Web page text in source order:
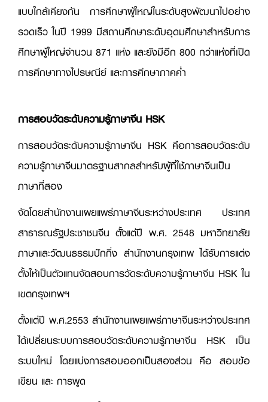
แบบใกล้เคียงกัน การศึกษาผู้ใหญ่ในระดับสูงพัฒนาไปอย่าง
รวดเร็ว ในปี 1999 มีสถานศึกษาระดับอุดมศึกษาสำหรับการ
ศึกษาผู้ใหญ่จำนวน 871 แห่ง และยังมีอีก 800 กว่าแห่งที่เปิด
การศึกษาทางไปรษณีย์ และการศึกษาภาคค่ำ
การสอบวัดระดับความรู้ภาษาจีน HSK
การสอบวัดระดับความรู้ภาษาจีน HSK คือการสอบวัดระดับ
ความรู้ภาษาจีนมาตรฐานสากลสำหรับผู้ที่ใช้ภาษาจีนเป็น
ภาษาที่สอง
จัดโดยสำนักงานเผยแพร่ภาษาจีนระหว่างประเทศ ประเทศ
สาธารณรัฐประชาชนจีน ตั้งแต่ปี พ.ศ. 2548 มหาวิทยาลัย
ภาษาและวัฒนธรรมปักกิ่ง สำนักงานกรุงเทพ ได้รับการแต่ง
ตั้งให้เป็นตัวแทนจัดสอบการวัดระดับความรู้ภาษาจีน HSK ใน
เขตกรุงเทพฯ
ตั้งแต่ปี พ.ศ.2553 สำนักงานเผยแพร่ภาษาจีนระหว่างประเทศ
ได้เปลี่ยนระบบการสอบวัดระดับความรู้ภาษาจีน HSK เป็น
ระบบใหม่ โดยแบ่งการสอบออกเป็นสองส่วน คือ สอบข้อ
เขียน และ การพูด